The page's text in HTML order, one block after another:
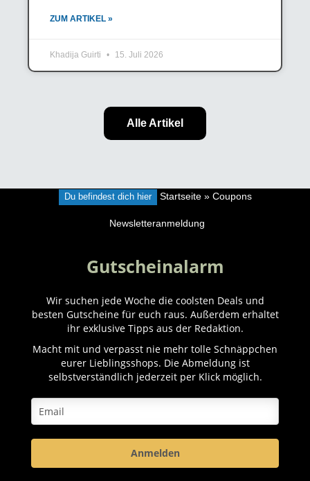
ZUM ARTIKEL »
Khadija Guirti 15. Juli 2026
Alle Artikel
Du befindest dich hier Startseite» Coupons
Newsletteranmeldung
Gutscheinalarm
Wir suchen jede Woche die coolsten Deals und
besten Gutscheine für euch raus. Außerdem erhaltet
ihr exklusive Tipps aus der Redaktion.
Macht mit und verpasst nie mehr tolle Schnäppchen
eurer Lieblingsshops. Die Abmeldung ist
selbstverständlich jederzeit per Klick möglich.
Anmelden